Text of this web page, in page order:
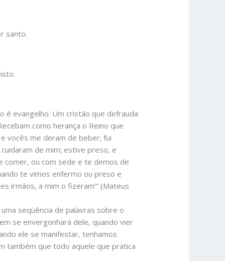
santo.
é evangelho. Um cristão que defrauda
como herança o Reino que
vocês me deram de beber; fui
de mim; estive preso, e
comer, ou com sede e te demos de
te vimos enfermo ou preso e
irmãos, a mim o fizeram’” (Mateus
seqüência de palavras sobre o
se envergonhará dele, quando vier
ele se manifestar, tenhamos
também que todo aquele que pratica